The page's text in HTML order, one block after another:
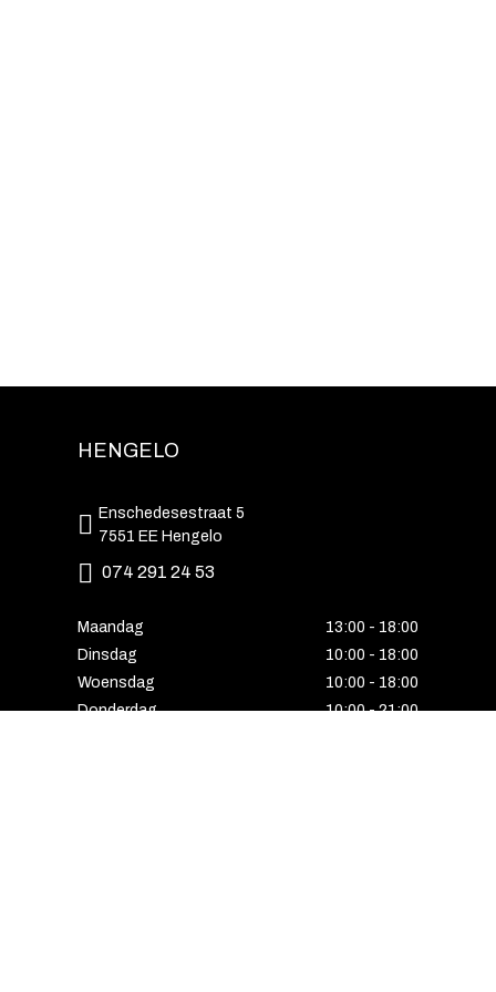
HENGELO
Enschedesestraat 5
7551 EE Hengelo
074 291 24 53
Maandag
13:00 - 18:00
Dinsdag
10:00 - 18:00
Woensdag
10:00 - 18:00
Donderdag
10:00 - 21:00